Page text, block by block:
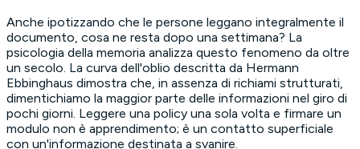
Anche ipotizzando che le persone leggano integralmente il
documento, cosa ne resta dopo una settimana? La
psicologia della memoria analizza questo fenomeno da oltre
un secolo. La curva dell'oblio descritta da Hermann
Ebbinghaus dimostra che, in assenza di richiami strutturati,
dimentichiamo la maggior parte delle informazioni nel giro di
pochi giorni. Leggere una policy una sola volta e firmare un
modulo non è apprendimento; è un contatto superficiale
con un'informazione destinata a svanire.